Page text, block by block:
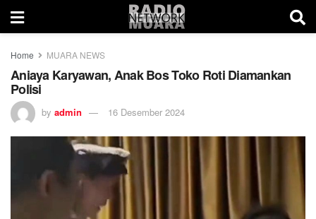
Home MUARA NEWS
Aniaya Karyawan, Anak Bos Toko Roti Diamankan
Polisi
by admin 16 Desember 2024